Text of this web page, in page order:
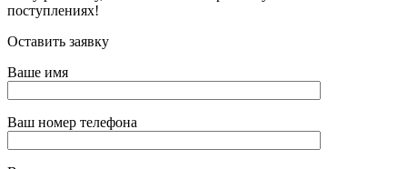
поступлениях!
Оставить заявку
Ваше имя
Ваш номер телефона